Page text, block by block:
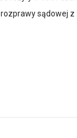
sądowej